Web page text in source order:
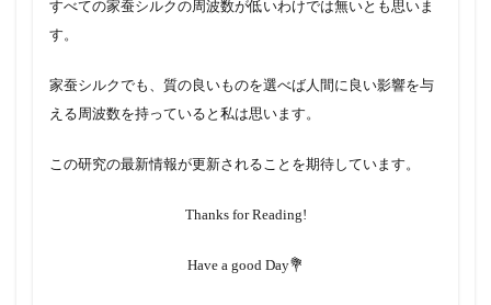
すべての家蚕シルクの周波数が低いわけでは無いとも思いま
す。
家蚕シルクでも、質の良いものを選べば人間に良い影響を与
える周波数を持っていると私は思います。
この研究の最新情報が更新されることを期待しています。
Thanks for Reading!
Have a good Day💐